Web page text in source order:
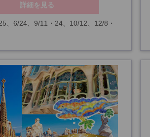
詳細を見る
、6/24、9/11・24、10/12、12/8・
6、3/26・29およびグエル公園閉館
2名